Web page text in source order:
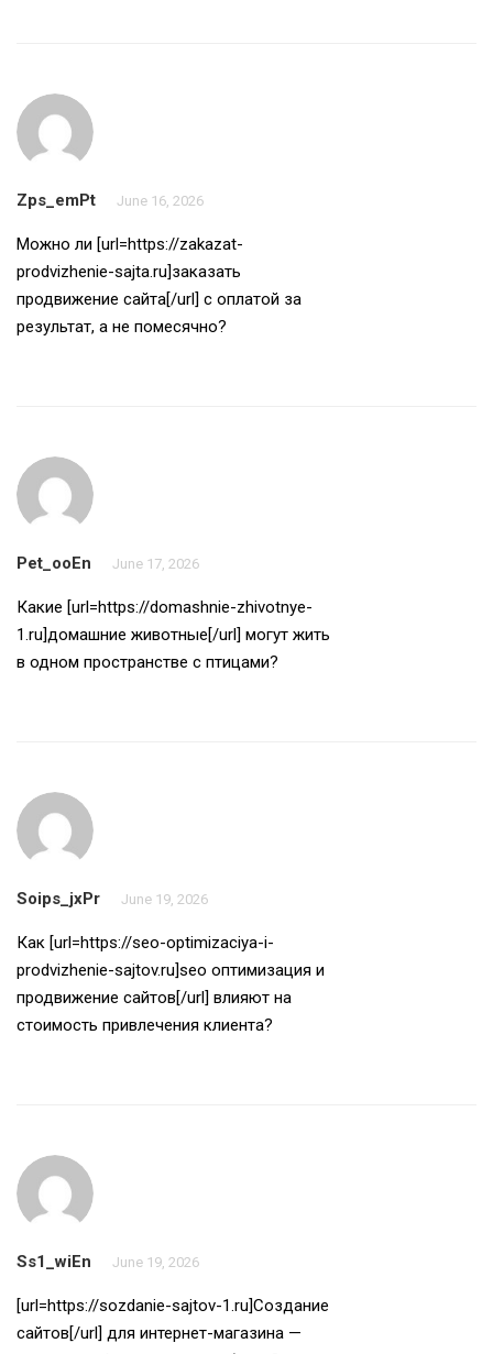
Zps_emPt June 16, 2026
Можно ли [url=https://zakazat-
prodvizhenie-sajta.ru]заказать
продвижение сайта[/url] с оплатой за
результат, а не помесячно?
Pet_ooEn June 17, 2026
Какие [url=https://domashnie-zhivotnye-
1.ru]домашние животные[/url] могут жить
в одном пространстве с птицами?
Soips_jxPr June 19, 2026
Как [url=https://seo-optimizaciya-i-
prodvizhenie-sajtov.ru]seo оптимизация и
продвижение сайтов[/url] влияют на
стоимость привлечения клиента?
Ss1_wiEn June 19, 2026
[url=https://sozdanie-sajtov-1.ru]Создание
сайтов[/url] для интернет-магазина —